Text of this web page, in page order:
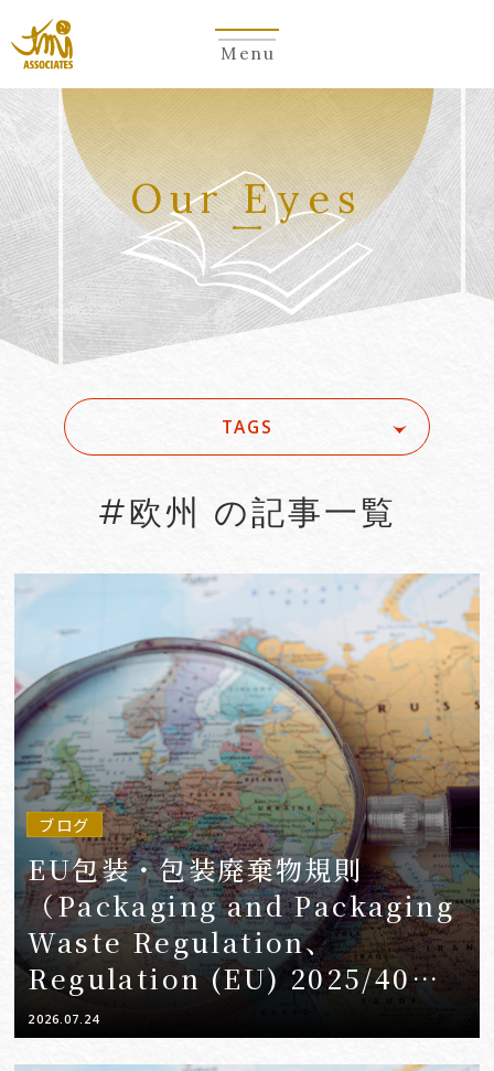
Menu
Our Eyes
TAGS
#Account seizure
#ACRA
#aerospace
#AFCP
#Agreements
#AI
#AI Governance
#AI/IoT
VIEW MORE
#欧州 の記事一覧
ブログ
EU包装・包装廃棄物規則
（Packaging and Packaging
Waste Regulation、
Regulation (EU) 2025/40）
（PPWR）の概要と実務対応の
ポイント（アップデート）
2026.07.24